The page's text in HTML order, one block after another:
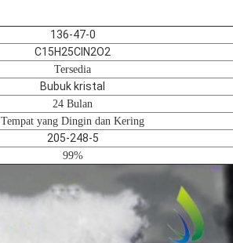
136-47-0
C15H25ClN2O2
Tersedia
Bubuk kristal
24 Bulan
Tempat yang Dingin dan Kering
205-248-5
99%